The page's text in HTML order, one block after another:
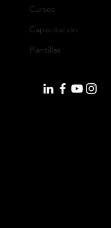
Cursos
Capacitación
Plantillas
Oficina España:
WhatsApp: +34